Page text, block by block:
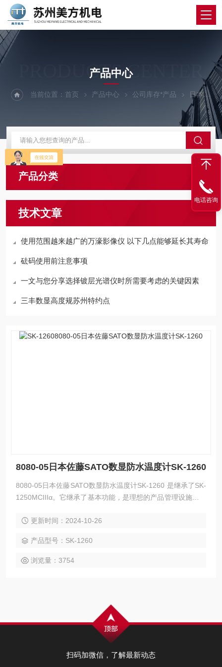
PRODUCTS CENTER
产品中心
当前位置：首页 产品中心 公司库存*产品 日本佐藤
产品分类
技术文章
使用范围越来越广的万濠影像仪 以下几点能够延长其寿命
砝码使用前注意事项
一文与您分享选择镀层光谱仪时所需要考虑的关键因素
三丰数显高度规苏州特约点
8080-05日本佐藤SATO数显防水温度计SK-1260
8080-05日本佐藤SATO数显防水温度计SK-1260 是继承了SK-
1250MCIIIα。它继承了基本功能，是理想的产品管理设施的温
施工现场等数据管理中的积极作用。 K型热电偶标准传感器SK
更新时间：2024-10-26
产品型号：SK-1260
浏览量：3754
扫码加微信，了解最新动态
电话咨询